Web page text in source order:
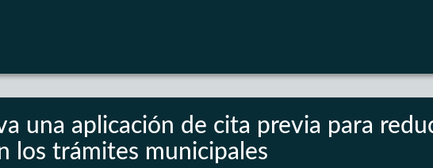
una aplicación de cita previa para
los trámites municipales